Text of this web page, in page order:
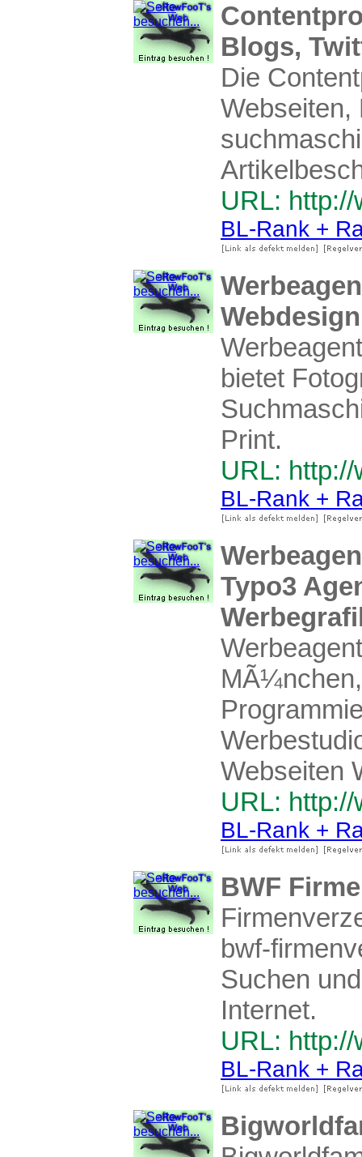
Blogs,
Die
Webseiten,
URL:
BL-Rank +
bietet
Print.
URL:
BL-Rank +
Typo3
Webseiten
URL:
BL-Rank +
BWF
bwf-
Suchen
Internet.
URL:
BL-Rank +